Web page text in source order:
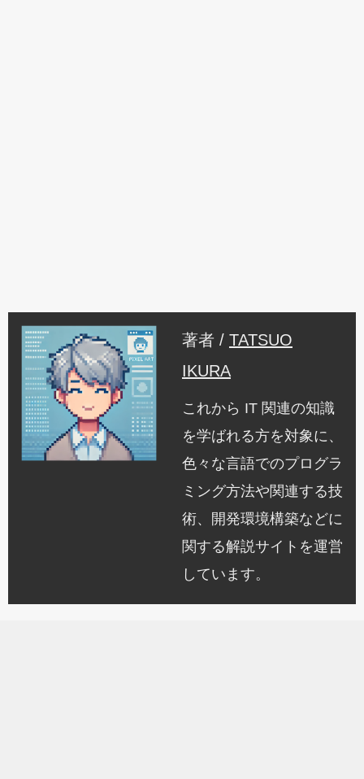
著者 / TATSUO
IKURA
これから IT 関連の知識
を学ばれる方を対象に、
色々な言語でのプログラ
ミング方法や関連する技
術、開発環境構築などに
関する解説サイトを運営
しています。